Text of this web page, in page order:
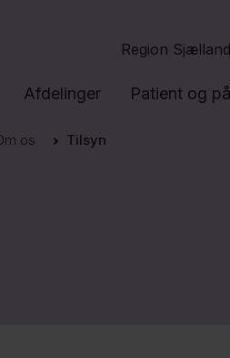
Region Sjælland
Afdelinger Patient og
os Tilsyn